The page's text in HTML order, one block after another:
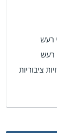
רעש
רעש
ציבוריות